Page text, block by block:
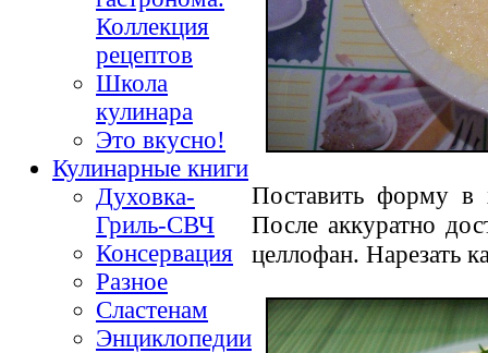
Коллекция
рецептов
Школа
кулинара
Это вкусно!
Кулинарные книги
Духовка-
Гриль-СВЧ
Консервация
Разное
Сластенам
Энциклопедии
Поставить форму в
После аккуратно
целлофан. Нарезать